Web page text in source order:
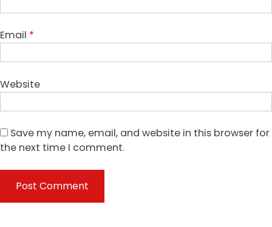
Email *
Website
Save my name, email, and website in this browser for
the next time I comment.